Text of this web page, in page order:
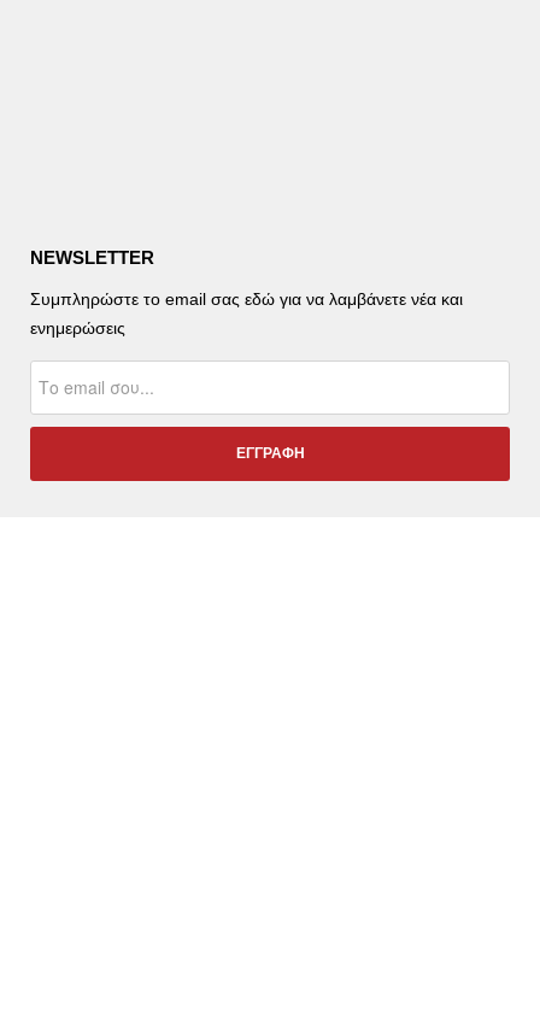
NEWSLETTER
Συμπληρώστε το email σας εδώ για να λαμβάνετε νέα και
ενημερώσεις